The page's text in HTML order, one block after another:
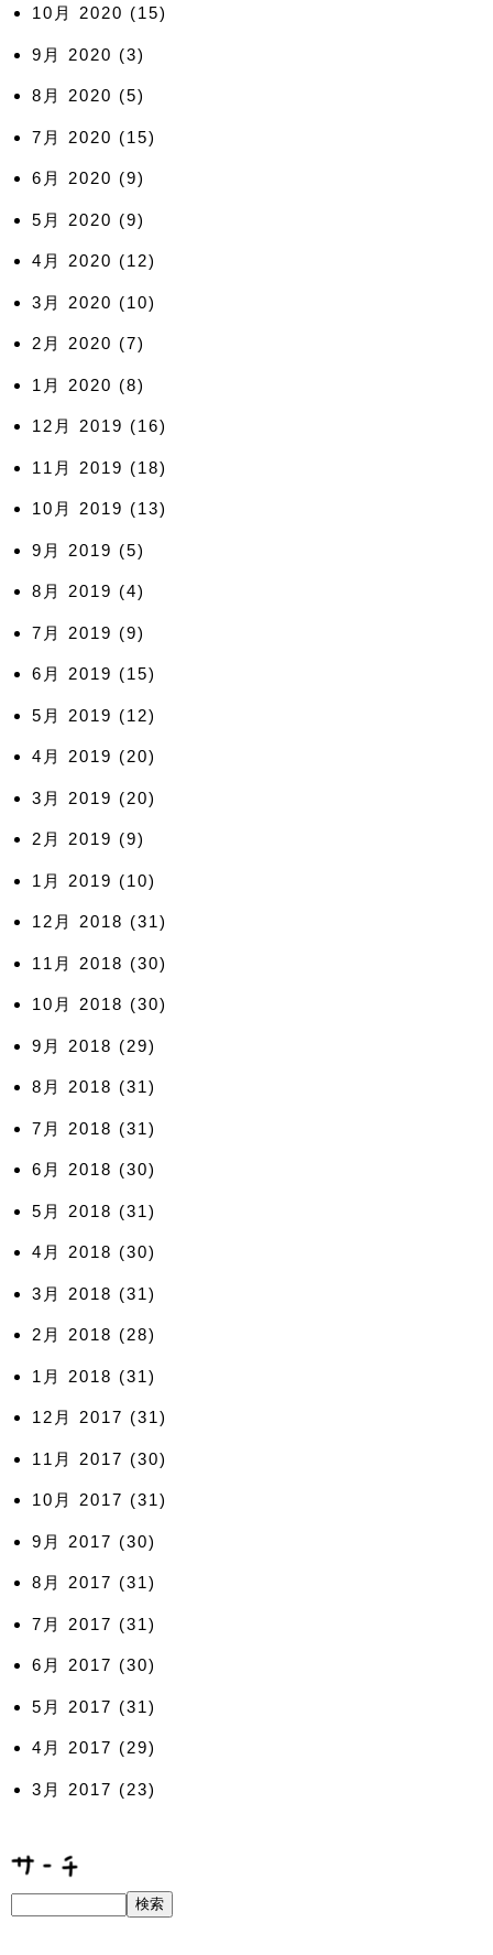
10月 2020 (15)
9月 2020 (3)
8月 2020 (5)
7月 2020 (15)
6月 2020 (9)
5月 2020 (9)
4月 2020 (12)
3月 2020 (10)
2月 2020 (7)
1月 2020 (8)
12月 2019 (16)
11月 2019 (18)
10月 2019 (13)
9月 2019 (5)
8月 2019 (4)
7月 2019 (9)
6月 2019 (15)
5月 2019 (12)
4月 2019 (20)
3月 2019 (20)
2月 2019 (9)
1月 2019 (10)
12月 2018 (31)
11月 2018 (30)
10月 2018 (30)
9月 2018 (29)
8月 2018 (31)
7月 2018 (31)
6月 2018 (30)
5月 2018 (31)
4月 2018 (30)
3月 2018 (31)
2月 2018 (28)
1月 2018 (31)
12月 2017 (31)
11月 2017 (30)
10月 2017 (31)
9月 2017 (30)
8月 2017 (31)
7月 2017 (31)
6月 2017 (30)
5月 2017 (31)
4月 2017 (29)
3月 2017 (23)